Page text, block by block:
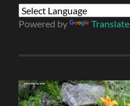
Powered by Translate